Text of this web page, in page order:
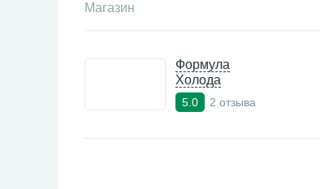
Магазин
Формула
Холода
5.0 2 отзыва